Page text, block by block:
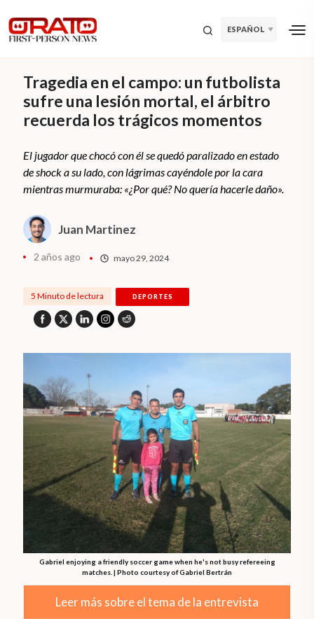
ESPAÑOL
Tragedia en el campo: un futbolista
sufre una lesión mortal, el árbitro
recuerda los trágicos momentos
El jugador que chocó con él se quedó paralizado en estado
de shock a su lado, con lágrimas cayéndole por la cara
mientras murmuraba: «¿Por qué? No quería hacerle daño».
Juan Martinez
2 años ago mayo 29, 2024
5 Minuto de lectura DEPORTES
Gabriel enjoying a friendly soccer game when he's not busy refereeing
matches. | Photo courtesy of Gabriel Bertrán
Leer más sobre el tema de la entrevista